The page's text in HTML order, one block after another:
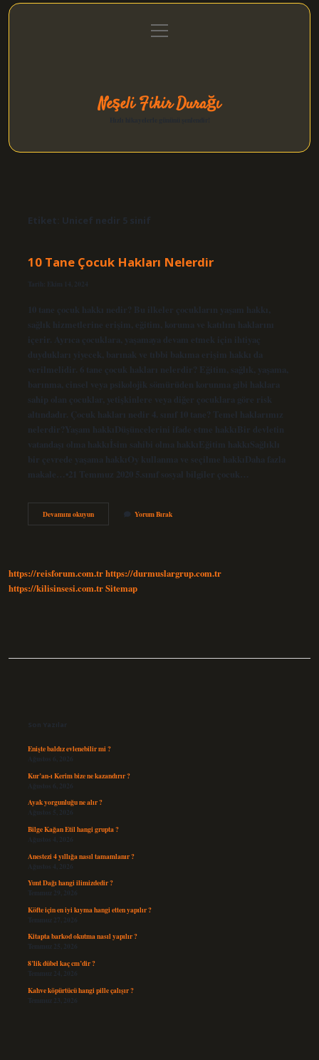
Gizlilik Politikası
menüyü
aç
Neşeli Fikir Durağı
Etiket: Unicef nedir 5 sinif
10 Tane Çocuk Hakları Nelerdir
Tarih: Ekim 14, 2024
10 tane çocuk hakkı nedir? Bu ilkeler çocukların yaşam hakkı,
sağlık hizmetlerine erişim, eğitim, koruma ve katılım haklarını
içerir. Ayrıca çocuklara, yaşamaya devam etmek için ihtiyaç
duydukları yiyecek, barınak ve tıbbi bakıma erişim hakkı da
verilmelidir. 6 tane çocuk hakları nelerdir? Eğitim, sağlık, yaşama,
barınma, cinsel veya psikolojik sömürüden korunma gibi haklara
sahip olan çocuklar, yetişkinlere veya diğer çocuklara göre risk
altındadır. Çocuk hakları nedir 4. sınıf 10 tane? Temel haklarımız
nelerdir?Yaşam hakkıDüşüncelerini ifade etme hakkıBir devletin
vatandaşı olma hakkıİsim sahibi olma hakkıEğitim hakkıSağlıklı
bir çevrede yaşama hakkıOy kullanma ve seçilme hakkıDaha fazla
makale…•21 Temmuz 2020 5.sınıf sosyal bilgiler çocuk…
Devamını okuyun10
Tane
Yorum Bırak
https://reisforum.com.trhttps://durmuslargrup.com.tr
https://kilisinsesi.com.trSitemap
Son Yazılar
Enişte baldız evlenebilir mi ?
Ağustos 6, 2026
Kur’an-ı Kerim bize ne kazandırır ?
Ağustos 6, 2026
Ayak yorgunluğu ne alır ?
Ağustos 5, 2026
Bilge Kağan Etil hangi grupta ?
Ağustos 4, 2026
Anestezi 4 yıllığa nasıl tamamlanır ?
Ağustos 4, 2026
Yunt Dağı hangi ilimizdedir ?
Temmuz 29, 2026
Köfte için en iyi kıyma hangi etten yapılır ?
Temmuz 27, 2026
Kitapta barkod okutma nasıl yapılır ?
Temmuz 25, 2026
8’lik dübel kaç cm’dir ?
Temmuz 24, 2026
Kahve köpürtücü hangi pille çalışır ?
Temmuz 23, 2026